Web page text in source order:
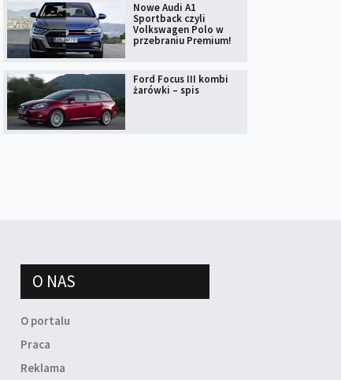
Nowe Audi A1
Sportback czyli
Volkswagen Polo w
przebraniu Premium!
Ford Focus III kombi
żarówki – spis
O NAS
O portalu
Praca
Reklama